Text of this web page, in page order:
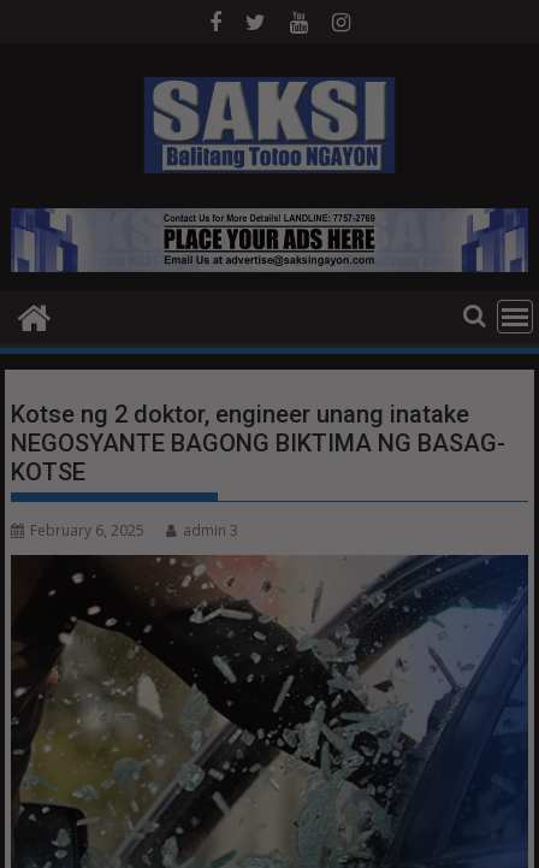
Kotse ng 2 doktor, engineer unang inatake
NEGOSYANTE BAGONG BIKTIMA NG BASAG-
KOTSE
February 6, 2025 admin 3